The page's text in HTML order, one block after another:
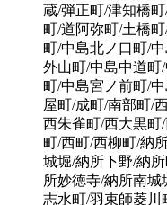
蔵/弾正町/津知橋
町/道阿弥町/土橋
町/中島北ノ口町/
外山町/中島中道町
町/中島宮ノ前町/
屋町/成町/南部町/
西朱雀町/西大黒町
町/西町/西柳町/納
城堀/納所下野/納
所妙徳寺/納所南
志水町/羽束師菱川